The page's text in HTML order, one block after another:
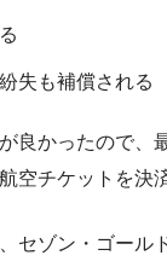
失も補償される
良かったので、
空チケットを決
セゾン・ゴール